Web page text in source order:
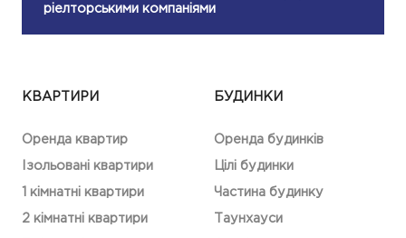
ріелторськими компаніями
КВАРТИРИ
Оренда квартир
Ізольовані квартири
1 кімнатні квартири
2 кімнатні квартири
БУДИНКИ
Оренда будинків
Цілі будинки
Частина будинку
Таунхауси